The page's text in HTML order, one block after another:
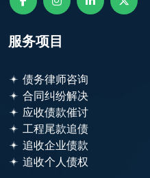
服务项目
债务律师咨询
合同纠纷解决
应收债款催讨
工程尾款追债
追收企业债款
追收个人债权